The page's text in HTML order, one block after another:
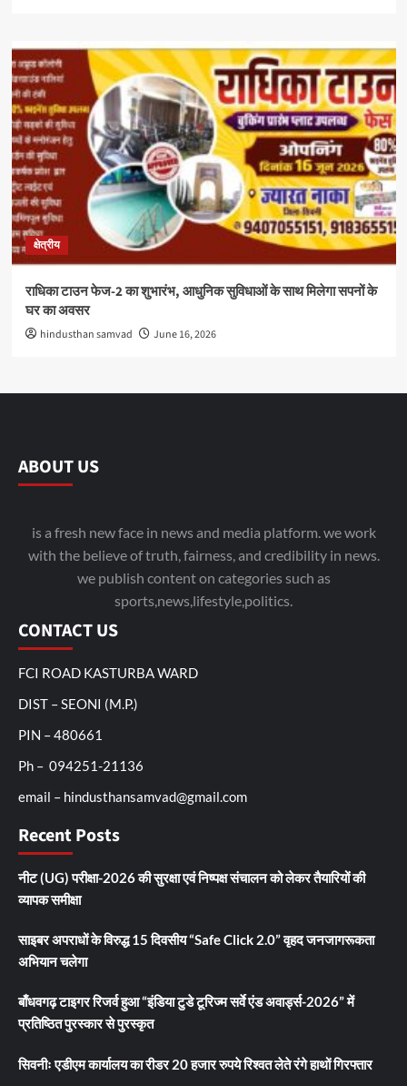
क्षेत्रीय
राधिका टाउन फेज-2 का शुभारंभ, आधुनिक सुविधाओं के साथ मिलेगा सपनों के
घर का अवसर
hindusthan samvad June 16, 2026
ABOUT US
is a fresh new face in news and media platform. we work
with the believe of truth, fairness, and credibility in news.
we publish content on categories such as
sports,news,lifestyle,politics.
CONTACT US
FCI ROAD KASTURBA WARD
DIST – SEONI (M.P.)
PIN – 480661
Ph – 094251-21136
email – hindusthansamvad@gmail.com
Recent Posts
नीट (UG) परीक्षा-2026 की सुरक्षा एवं निष्पक्ष संचालन को लेकर तैयारियों की
व्यापक समीक्षा
साइबर अपराधों के विरुद्ध 15 दिवसीय “Safe Click 2.0” वृहद जनजागरूकता
अभियान चलेगा
बाँधवगढ़ टाइगर रिजर्व हुआ “इंडिया टुडे टूरिज्म सर्वे एंड अवार्ड्स-2026” में
प्रतिष्ठित पुरस्कार से पुरस्कृत
सिवनीः एडीएम कार्यालय का रीडर 20 हजार रुपये रिश्वत लेते रंगे हाथों गिरफ्तार